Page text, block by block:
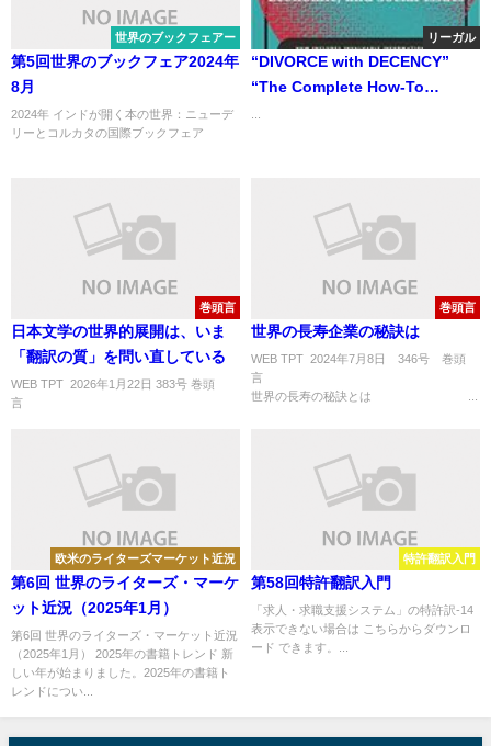
世界のブックフェアー
第5回世界のブックフェア2024年
8月
2024年 インドが開く本の世界：ニューデ
リーとコルカタの国際ブックフェア
リーガル
“DIVORCE with DECENCY”
“The Complete How-To
心理面、経済面、及び社会問題
において、離婚を乗り切るため
巻頭言
日本文学の世界的展開は、いま
「翻訳の質」を問い直している
WEB TPT 2026年1月22日 383号 巻頭
言
巻頭言
世界の長寿企業の秘訣は
WEB TPT 2024年7月8日 346号 巻頭
世界の長寿の秘訣とは ...
欧米のライターズマーケット近況
第6回 世界のライターズ・マーケ
ット近況（2025年1月）
第6回 世界のライターズ・マーケット近況
（2025年1月） 2025年の書籍トレンド 新
しい年が始まりました。2025年の書籍ト
レンドについ...
特許翻訳入門
第58回特許翻訳入門
「求人・求職支援システム」の特許訳-14
表示できない場合は こちらからダウンロ
ード できます。...